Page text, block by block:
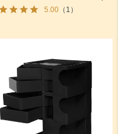
5.00（1）